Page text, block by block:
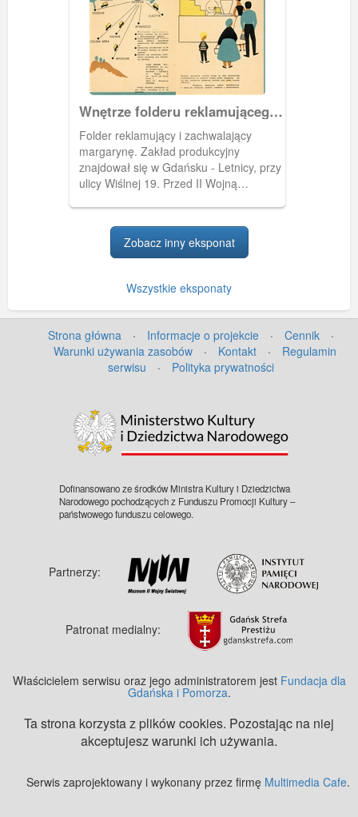
Wnętrze folderu reklamującego
margarynę
Folder reklamujący i zachwalający
margarynę. Zakład produkcyjny
znajdował się w Gdańsku - Letnicy, przy
ulicy Wiślnej 19. Przed II Wojną
Tłuszczowego im. gen. Wróblewskiego,
a później zakłady "Olwit".
Zobacz inny eksponat
Wszystkie eksponaty
Strona główna · Informacje o projekcie · Cennik
·
Warunki używania zasobów
· Kontakt ·
Regulamin
serwisu
· Polityka prywatności
Dofinansowano ze środków Ministra Kultury i Dziedzictwa
Narodowego pochodzących z Funduszu Promocji Kultury –
państwowego funduszu celowego.
Partnerzy:
Patronat medialny:
Właścicielem serwisu oraz jego administratorem jest Fundacja dla
Gdańska i Pomorza.
Ta strona korzysta z plików cookies. Pozostając na niej
akceptujesz warunki ich używania.
Serwis zaprojektowany i wykonany przez firmę Multimedia Cafe.